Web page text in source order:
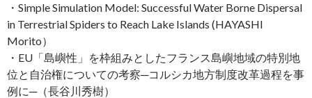
・Simple Simulation Model: Successful Water Borne Dispersal
in Terrestrial Spiders to Reach Lake Islands (HAYASHI
Morito）
・EU「島嶼性」を枠組みとしたフランス島嶼地域の特別地
位と自治権についての考察─コルシカ地方制度改革過程を事
例に─（長谷川秀樹）